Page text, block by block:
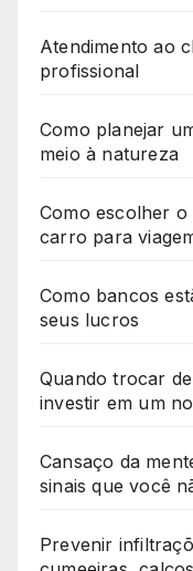
Atendimento ao
profissional
Como planejar
meio à natureza
Como escolher
carro para
Como bancos
seus lucros
Quando trocar
investir em um
Cansaço da
sinais que você
Prevenir